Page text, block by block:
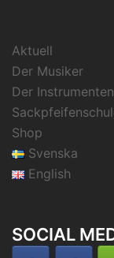
Aktuell
Der Musiker
Der
Shop
Svenska
English
SOCIAL